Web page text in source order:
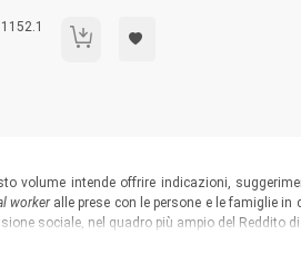
libro:
Metodi formali e risorse della Rete
volume intende offrire indicazioni,
worker alle prese con le persone e le famiglie
sociale, nel quadro più ampio del Reddito
sociale in termini metodologici,